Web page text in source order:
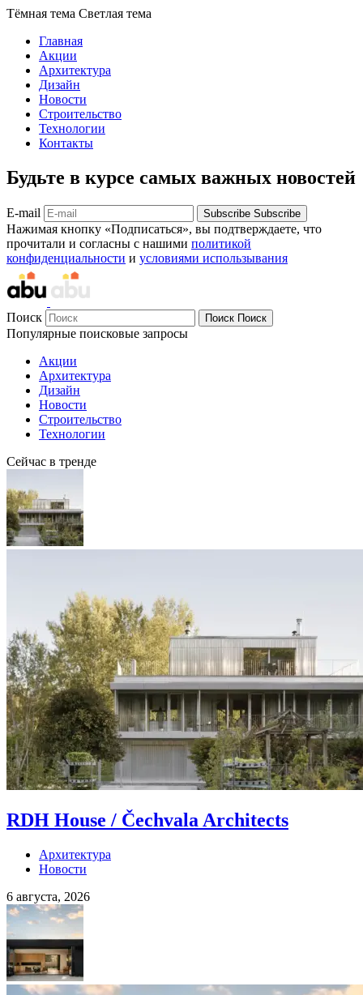
Тёмная тема Светлая тема
Главная
Акции
Архитектура
Дизайн
Новости
Строительство
Технологии
Контакты
Будьте в курсе самых важных новостей
E-mail Subscribe Subscribe
Нажимая кнопку «Подписаться», вы подтверждаете, что
прочитали и согласны с нашими политикой
конфиденциальности и условиями использывания
Поиск Поиск Поиск
Популярные поисковые запросы
Акции
Архитектура
Дизайн
Новости
Строительство
Технологии
Сейчас в тренде
RDH House / Čechvala Architects
Архитектура
Новости
6 августа, 2026